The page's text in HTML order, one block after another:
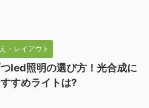
・レイアウト
led照明の選び方！光合成に
すめライトは?